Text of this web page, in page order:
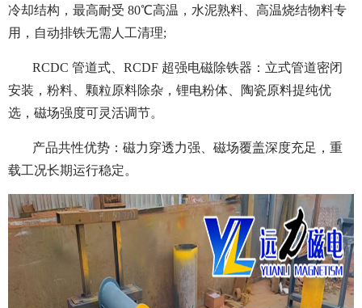
冷却结构，最高耐受 80℃高温，水泥熟料、高温烧结物料专
用，自动排铁无需人工清理;
RCDC 管道式、RCDF 超强电磁除铁器：立式管道密闭
安装，粉料、颗粒原料除杂，锂电粉体、陶瓷原料提纯优
选，磁场强度可灵活调节。
产品共性优势：磁力穿透力强、磁场覆盖深度充足，重
载工况长期运行稳定。